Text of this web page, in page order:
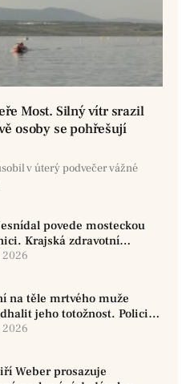
Most. Silný vítr srazil
osoby se pohřešují
v úterý podvečer vážné
povede mosteckou
Krajská zdravotní
změnu ve vedení
2026
na těle mrtvého muže
jeho totožnost. Policie
2026
Weber prosazuje